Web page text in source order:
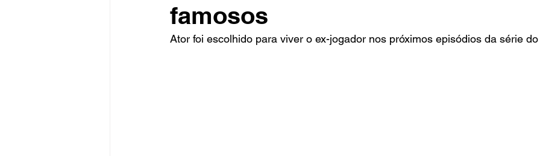
famosos
Ator foi escolhido para viver o ex-jogador nos próximos episódios da série